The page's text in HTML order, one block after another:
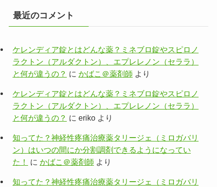
最近のコメント
ケレンディア錠とはどんな薬？ミネブロ錠やスピロノ
ラクトン（アルダクトン）、エプレレノン（セララ）
と何が違うの？ に かばこ＠薬剤師 より
ケレンディア錠とはどんな薬？ミネブロ錠やスピロノ
ラクトン（アルダクトン）、エプレレノン（セララ）
と何が違うの？ に erikoより
知ってた？神経性疼痛治療薬タリージェ（ミロガバリ
ン）はいつの間にか分割調剤できるようになってい
た！
に かばこ＠薬剤師 より
知ってた？神経性疼痛治療薬タリージェ（ミロガバリ